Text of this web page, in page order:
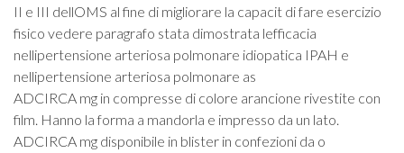
II e III dellOMS al fine di migliorare la capacit di fare esercizio
fisico vedere paragrafo stata dimostrata lefficacia
nellipertensione arteriosa polmonare idiopatica IPAH e
nellipertensione arteriosa polmonare as
ADCIRCA mg in compresse di colore arancione rivestite con
film. Hanno la forma a mandorla e impresso da un lato.
ADCIRCA mg disponibile in blister in confezioni da o